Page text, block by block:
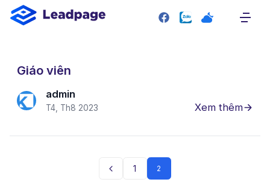
SITEMAP
Giới thiệu
Giao diện mẫu
Bảng giá
Giáo viên
admin
T4, Th8 2023 Xem thêm
1 2